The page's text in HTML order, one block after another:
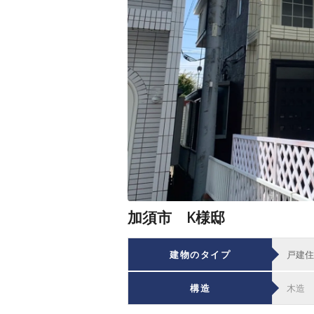
加須市 K様邸
建物のタイプ 戸建
構造 木造